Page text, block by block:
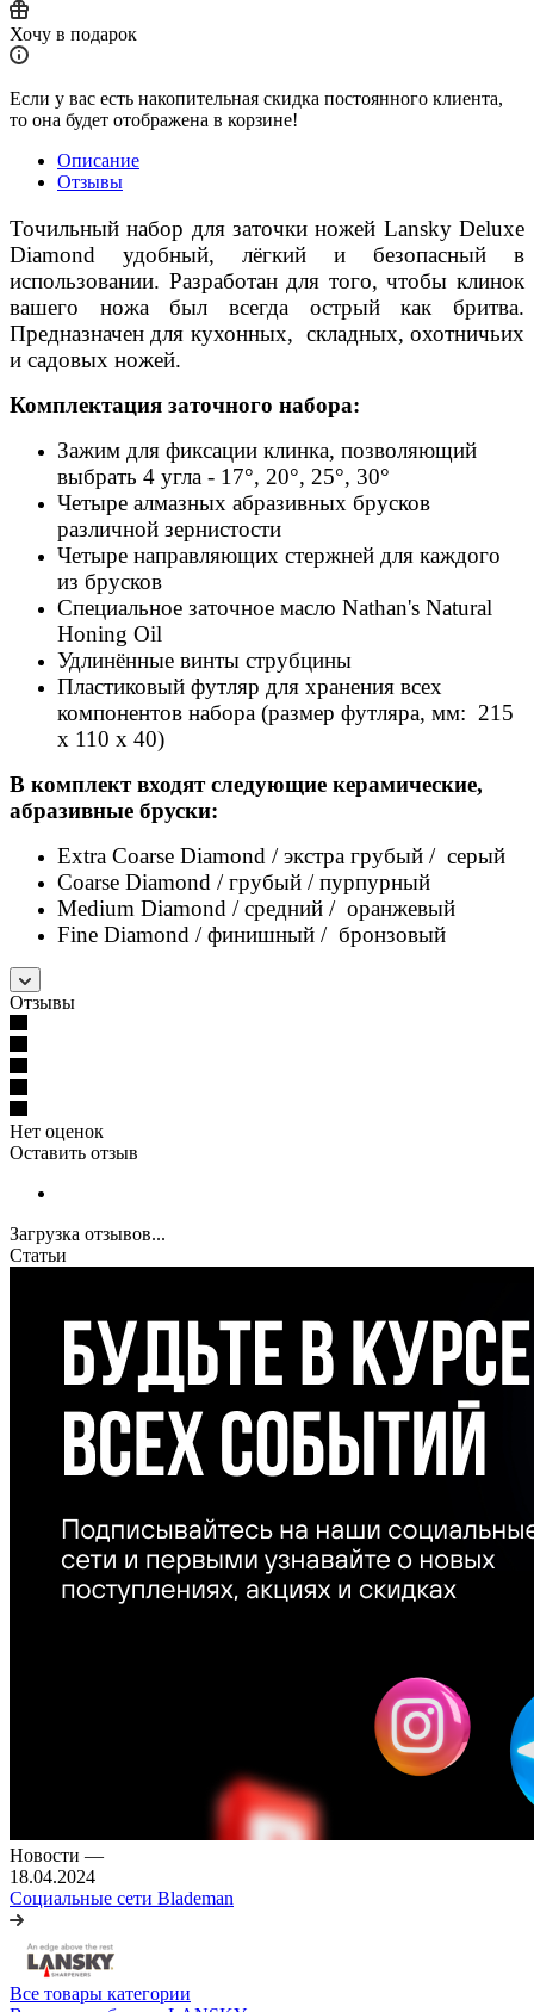
Хочу в подарок
Если у вас есть накопительная скидка постоянного клиента,
то она будет отображена в корзине!
Описание
Отзывы
Точильный набор для заточки ножей Lansky Deluxe
Diamond удобный, лёгкий и безопасный в
использовании. Разработан для того, чтобы клинок
вашего ножа был всегда острый как бритва.
Предназначен для кухонных, складных, охотничьих
и садовых ножей.
Комплектация заточного набора:
Зажим для фиксации клинка, позволяющий
выбрать 4 угла - 17°, 20°, 25°, 30°
Четыре алмазных абразивных брусков
различной зернистости
Четыре направляющих стержней для каждого
из брусков
Специальное заточное масло Nathan's Natural
Honing Oil
Удлинённые винты струбцины
Пластиковый футляр для хранения всех
компонентов набора (размер футляра, мм: 215
х 110 х 40)
В комплект входят следующие керамические,
абразивные бруски:
Extra Coarse Diamond / экстра грубый / серый
Coarse Diamond / грубый /пурпурный
Medium Diamond / средний / оранжевый
Fine Diamond / финишный / бронзовый
Отзывы
Нет оценок
Оставить отзыв
Загрузка отзывов...
Статьи
Новости —
18.04.2024
Социальные сети Blademan
Все товары категории